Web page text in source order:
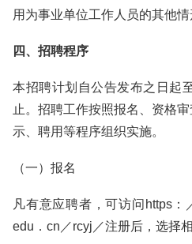
用为事业单位工作人员的其他情
四、招聘程序
本招聘计划自公告发布之日起
止。招聘工作按照报名、资格
示、聘用等程序组织实施。
（一）报名
凡有意应聘者，可访问https：
edu．cn／rcyj／注册后，选择